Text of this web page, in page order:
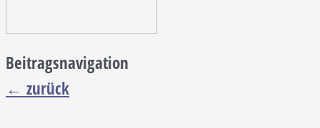
Beitragsnavigation
← zurück